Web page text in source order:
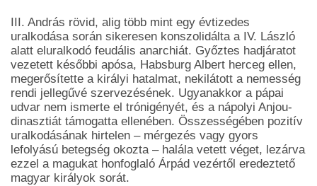
III. András rövid, alig több mint egy évtizedes
uralkodása során sikeresen konszolidálta a IV. László
alatt eluralkodó feudális anarchiát. Győztes hadjáratot
vezetett későbbi apósa, Habsburg Albert herceg ellen,
megerősítette a királyi hatalmat, nekilátott a nemesség
rendi jellegűvé szervezésének. Ugyanakkor a pápai
udvar nem ismerte el trónigényét, és a nápolyi Anjou-
dinasztiát támogatta ellenében. Összességében pozitív
uralkodásának hirtelen – mérgezés vagy gyors
lefolyású betegség okozta – halála vetett véget, lezárva
ezzel a magukat honfoglaló Árpád vezértől eredeztető
magyar királyok sorát.